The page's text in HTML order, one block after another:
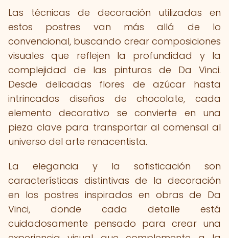
Las técnicas de decoración utilizadas en
estos postres van más allá de lo
convencional, buscando crear composiciones
visuales que reflejen la profundidad y la
complejidad de las pinturas de Da Vinci.
Desde delicadas flores de azúcar hasta
intrincados diseños de chocolate, cada
elemento decorativo se convierte en una
pieza clave para transportar al comensal al
universo del arte renacentista.
La elegancia y la sofisticación son
características distintivas de la decoración
en los postres inspirados en obras de Da
Vinci, donde cada detalle está
cuidadosamente pensado para crear una